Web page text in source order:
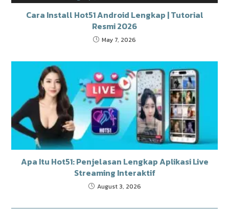
Cara Install Hot51 Android Lengkap | Tutorial
Resmi 2026
May 7, 2026
Apa Itu Hot51: Penjelasan Lengkap Aplikasi Live
Streaming Interaktif
August 3, 2026